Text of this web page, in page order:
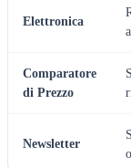
Elettronica
Comparatore
di Prezzo
Newsletter